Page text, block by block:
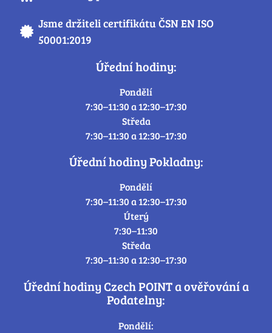
Jsme držiteli certifikátu ČSN EN ISO
50001:2019
Úřední hodiny:
Pondělí
7:30–11:30 a 12:30–17:30
Středa
7:30–11:30 a 12:30–17:30
Úřední hodiny Pokladny:
Pondělí
7:30–11:30 a 12:30–17:30
Úterý
7:30–11:30
Středa
7:30–11:30 a 12:30–17:30
Úřední hodiny Czech POINT a ověřování a
Podatelny:
Pondělí: